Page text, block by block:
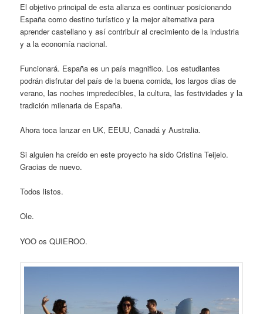
El objetivo principal de esta alianza es continuar posicionando
España como destino turístico y la mejor alternativa para
aprender castellano y así contribuir al crecimiento de la industria
y a la economía nacional.
Funcionará. España es un país magnifico. Los estudiantes
podrán disfrutar del país de la buena comida, los largos días de
verano, las noches impredecibles, la cultura, las festividades y la
tradición milenaria de España.
Ahora toca lanzar en UK, EEUU, Canadá y Australia.
Si alguien ha creído en este proyecto ha sido Cristina Teijelo.
Gracias de nuevo.
Todos listos.
Ole.
YOO os QUIEROO.